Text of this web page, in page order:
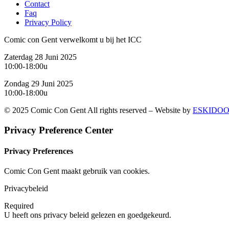
Contact
Faq
Privacy Policy
Comic con Gent verwelkomt u bij het ICC
Zaterdag 28 Juni 2025
10:00-18:00u
Zondag 29 Juni 2025
10:00-18:00u
© 2025 Comic Con Gent All rights reserved – Website by
Privacy Preference Center
Privacy Preferences
Comic Con Gent maakt gebruik van cookies.
Privacybeleid
Required
U heeft ons privacy beleid gelezen en goedgekeurd.